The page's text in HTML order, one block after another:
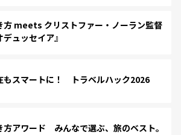
方 meets クリストファー・ノーラン監督
ュッセイア』
もスマートに！ トラベルハック2026
方アワード みんなで選ぶ、旅のベスト。